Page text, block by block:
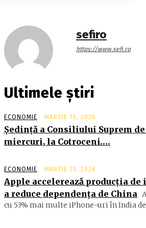
sefiro
https://www.sefi.ro
Ultimele știri
ECONOMIE MARTIE 10, 2026
Şedinţă a Consiliului Suprem
miercuri, la Cotroceni….
ECONOMIE MARTIE 10, 2026
Apple accelerează producția
a reduce dependența de China
cu 53% mai multe iPhone-uri în India